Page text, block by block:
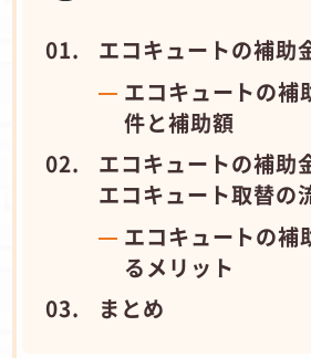
エコキュートの補助
エコキュートの補
件と補助額
エコキュートの補助
エコキュート取替の
エコキュートの補
るメリット
まとめ